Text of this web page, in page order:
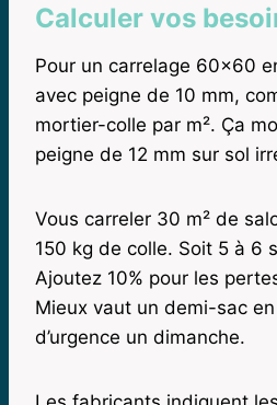
Calculer vos
Pour un carrelage 60×60
avec peigne de 10 mm,
mortier-colle par m². Ça
peigne de 12 mm sur sol
Vous carreler 30 m² de
150 kg de colle. Soit 5 à 6
Ajoutez 10% pour les
Mieux vaut un demi-sac en
d’urgence un dimanche.